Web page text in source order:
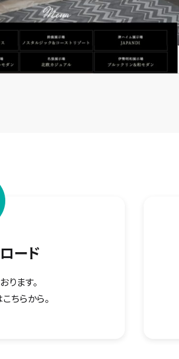
ード
ります。
ちらから。